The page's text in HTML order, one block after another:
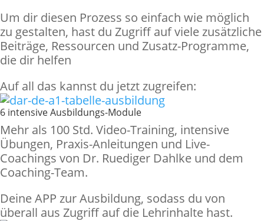
Um dir diesen Prozess so einfach wie möglich
zu gestalten, hast du Zugriff auf viele zusätzliche
Beiträge, Ressourcen und Zusatz-Programme,
die dir helfen
Auf all das kannst du jetzt zugreifen:
6 intensive Ausbildungs-Module
Mehr als 100 Std. Video-Training, intensive
Übungen, Praxis-Anleitungen und Live-
Coachings von Dr. Ruediger Dahlke und dem
Coaching-Team.
Deine APP zur Ausbildung, sodass du von
überall aus Zugriff auf die Lehrinhalte hast.